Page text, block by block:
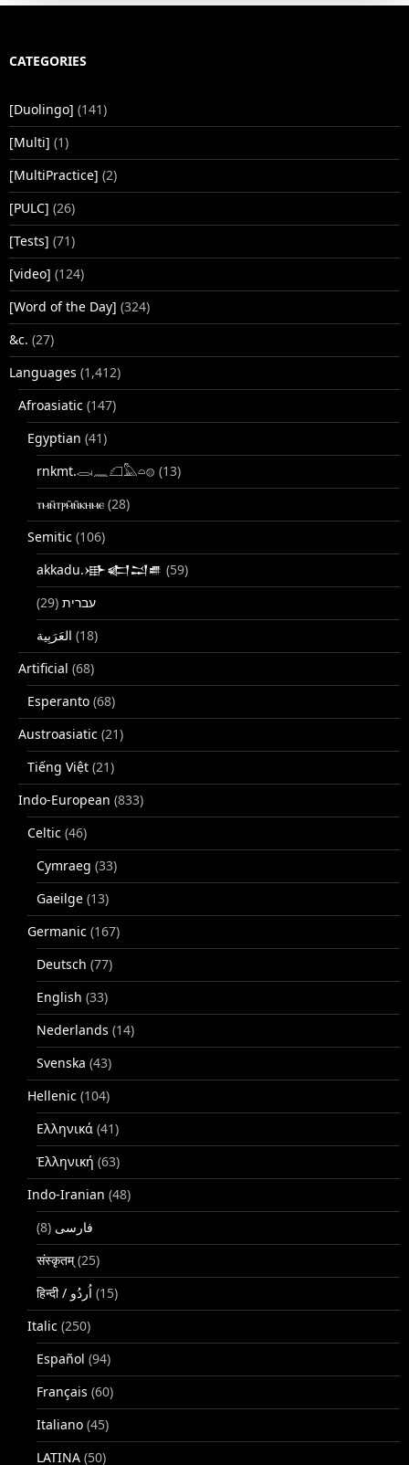
CATEGORIES
[Duolingo] (141)
[Multi] (1)
[MultiPractice] (2)
[PULC] (26)
[Tests] (71)
[video] (124)
[Word of the Day] (324)
&c. (27)
Languages (1,412)
Afroasiatic (147)
Egyptian (41)
rnkmt.𓂋𓏺𓈖𓆎𓅓𓏏𓊖 (13)
ⲧⲙⲛ̄ⲧⲣⲙ̄ⲛ̄ⲕⲏⲙⲉ (28)
Semitic (106)
akkadu.𒀝𒅗𒁺𒌑 (59)
עברית (29)
(18)
Artificial (68)
Esperanto (68)
Austroasiatic (21)
Tiếng Việt (21)
Indo-European (833)
Celtic (46)
Cymraeg (33)
Gaeilge (13)
Germanic (167)
Deutsch (77)
English (33)
Nederlands (14)
Svenska (43)
Hellenic (104)
Ελληνικά (41)
Ἑλληνική (63)
Indo-Iranian (48)
فارسی (8)
संस्कृतम्(25)
(15)
Italic (250)
Español (94)
Français (60)
Italiano (45)
LATINA (50)